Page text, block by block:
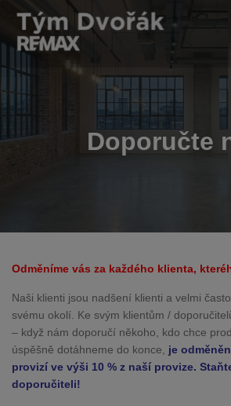
Doporučte
Odměníme vás za každého klienta,
Naši klienti jsou nadšení klienti a velmi
svému okolí. Ke svým klientům /
– když nám doporučí někoho, kdo chce
úspěšně dotáhneme do konce, je
provizí ve výši 10 % z naší provize.
doporučiteli!